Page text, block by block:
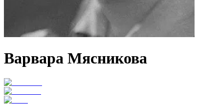
Варвара Мясникова